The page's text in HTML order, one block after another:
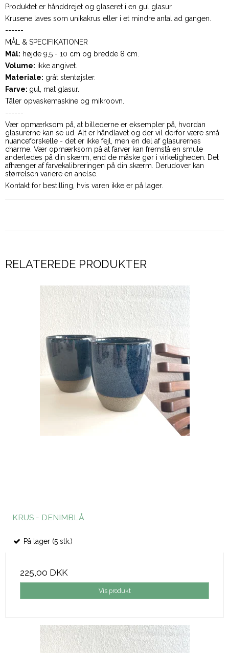
Produktet er hånddrejet og glaseret i en gul glasur.
Krusene laves som unikakrus eller i et mindre antal ad gangen.
------
MÅL & SPECIFIKATIONER
Mål: højde 9,5 - 10 cm og bredde 8 cm.
Volume: ikke angivet.
Materiale: gråt stentøjsler.
Farve: gul, mat glasur.
Tåler opvaskemaskine og mikroovn.
------
Vær opmærksom på, at billederne er eksempler på, hvordan
glasurerne kan se ud. Alt er håndlavet og der vil derfor være små
nuanceforskelle - det er ikke fejl, men en del af glasurernes
charme. Vær opmærksom på at farver kan fremstå en smule
anderledes på din skærm, end de måske gør i virkeligheden. Det
afhænger af farvekalibreringen på din skærm. Derudover kan
størrelsen variere en anelse.
Kontakt for bestilling, hvis varen ikke er på lager.
RELATEREDE PRODUKTER
KRUS - DENIMBLÅ
På lager (5 stk.)
225,00 DKK
Vis produkt